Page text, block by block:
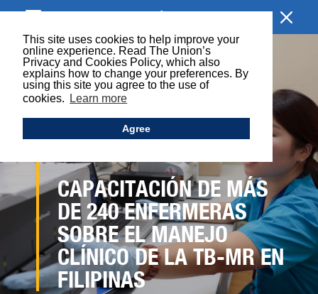
This site uses cookies to help improve your
online experience. Read The Union’s
Privacy and Cookies Policy, which also
explains how to change your preferences. By
using this site you agree to the use of
cookies.
Learn more
Agree
EXPLORAR LA SECCIÓN
CAPACITACIÓN DE MÁS
DE 240 ENFERMERAS
SOBRE EL MANEJO
CLÍNICO DE LA TB-MR EN
FILIPINAS